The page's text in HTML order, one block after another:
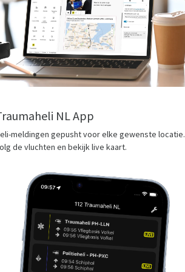
NL App
meldingen gepusht voor elke gewenste locatie.
de vluchten en bekijk live kaart.